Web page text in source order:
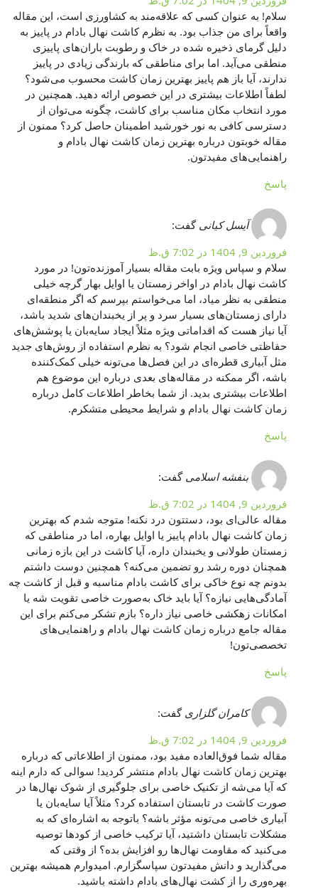
سلام! به عنوان کسی که علاقه‌مند به کشاورزی است، این مقاله
واقعاً برای من جذاب بود. به نظرم کاشت نهال بادام در پاییز به
دلیل گرمای ذخیره شده در خاک و رطوبت باران‌های پاییزی
منطقی می‌آید. اما برای مناطقی که بارندگی زیادی در پاییز
ندارند، آیا باز هم پاییز بهترین زمان کاشت محسوب می‌شود؟
لطفاً اطلاعات بیشتری در این خصوص ارائه دهید. همچنین در
مورد انتخاب مکان مناسب برای کاشت، چگونه می‌توان از
دسترسی کافی به نور خورشید اطمینان حاصل کرد؟ ممنون از
مقاله خوبتون درباره بهترین زمان کاشت نهال بادام و
راهنمایی‌های مفیدتون.
پاسخ
آیسل کیانی گفت:
فروردین 9, 1404 در 7:02 ق.ظ
سلام و سپاس ویژه بابت مقاله بسیار آموزنده‌تون! در مورد
کاشت نهال بادام در اواخر زمستان یا اوایل بهار گرچه خیلی
منطقی به نظر میاد، اما می‌خواستم بپرسم که اگر منطقه‌ای
دارای زمستان‌های بسیار سرد و پر از یخبندان‌های شدید باشد،
آیا نیاز هست که اقداماتی ویژه مثلاً ایجاد سایه‌بان یا پوشش‌های
حفاظتی خاصی انجام شود؟ به نظرم استفاده از روش‌های جدید
مثل آبیاری قطره‌ای در این فصل‌ها می‌تونه خیلی کمک‌کننده
باشه، اگر ممکنه در مقاله‌های بعدی درباره این موضوع هم
اطلاعات بیشتری بدید. از شما بخاطر اطلاعات کامل درباره
زمان کاشت نهال بادام و شرایط محیطی متشکرم.
پاسخ
بنفشه اسلامی گفت:
فروردین 9, 1404 در 7:02 ق.ظ
مقاله عالی‌ای بود، دستتون درد نکنه! متوجه شدم که بهترین
زمان کاشت نهال بادام پاییز یا اوایل بهاره، اما در مناطقی که
زمستان طولانی و یخبندان داره، آیا کاشت در این بازه زمانی
همچنان دوره رشد رو تضمین می‌کنه؟ همچنین دوست داشتم
بدونم چه نوع خاکی برای کاشت بادام مناسبه و قبل از کاشت چه
آمادگی‌هایی نیازه؟ آیا باید خاک به‌صورت خاصی تقویت شه یا
امکانات زهکشی خاصی نیاز داره؟ بازم تشکر می‌کنم برای این
مقاله جامع درباره زمان کاشت نهال بادام و راهنمایی‌های
تخصصی‌تون!
پاسخ
کامران گلزاری گفت:
فروردین 9, 1404 در 7:02 ق.ظ
مقاله شما فوق‌العاده مفید بود، ممنون از اطلاعاتی که درباره
بهترین زمان کاشت نهال بادام منتشر کردید! سوالی که دارم اینه
که آیا می‌شه از تکنیک خاصی برای جلوگیری از شوک نهال‌ها در
صورت کاشت در تابستان استفاده کرد؟ مثلاً آیا سایه‌بان یا
آبیاری خاصی می‌تونه مؤثر باشه؟ باتوجه به اشاره‌ای که به
مشکلات تابستان داشتید، آیا ترکیب خاصی از کودها توصیه
می‌کنید که مقاومت نهال‌ها رو افزایش بده؟ از وقتی که
می‌گذارید و دانش مفیدتون سپاسگزارم. امیدوارم همیشه بهترین
بهره‌وری را از کشت نهال‌های بادام داشته باشید.